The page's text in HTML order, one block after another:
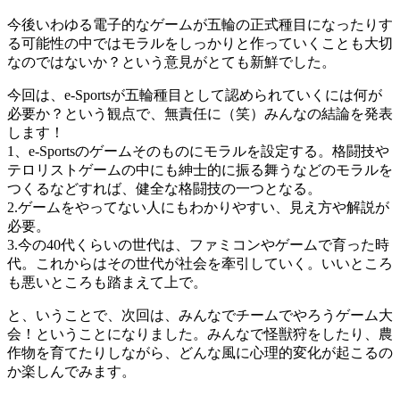
今後いわゆる電子的なゲームが五輪の正式種目になったりす
る可能性の中ではモラルをしっかりと作っていくことも大切
なのではないか？という意見がとても新鮮でした。
今回は、e-Sportsが五輪種目として認められていくには何が
必要か？という観点で、無責任に（笑）みんなの結論を発表
します！
1、e-Sportsのゲームそのものにモラルを設定する。格闘技や
テロリストゲームの中にも紳士的に振る舞うなどのモラルを
つくるなどすれば、健全な格闘技の一つとなる。
2.ゲームをやってない人にもわかりやすい、見え方や解説が
必要。
3.今の40代くらいの世代は、ファミコンやゲームで育った時
代。これからはその世代が社会を牽引していく。いいところ
も悪いところも踏まえて上で。
と、いうことで、次回は、みんなでチームでやろうゲーム大
会！ということになりました。みんなで怪獣狩をしたり、農
作物を育てたりしながら、どんな風に心理的変化が起こるの
か楽しんでみます。